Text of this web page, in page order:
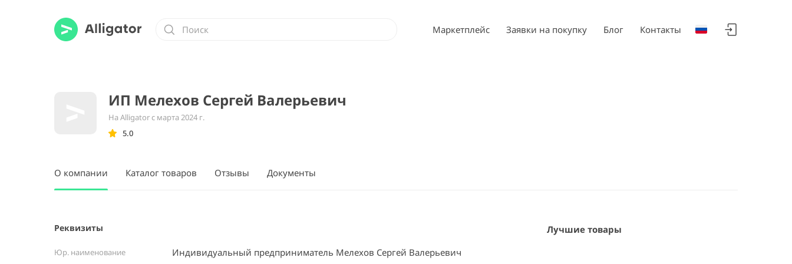
Маркетплейс Заявки на покупку Блог Контакты
ИП Мелехов Сергей Валерьевич
На Alligator с марта 2024 г.
5.0
О компании Каталог товаров Отзывы Документы
Реквизиты
Юр. наименование Индивидуальный предприниматель Мелехов Сергей Валерьевич
Лучшие товары